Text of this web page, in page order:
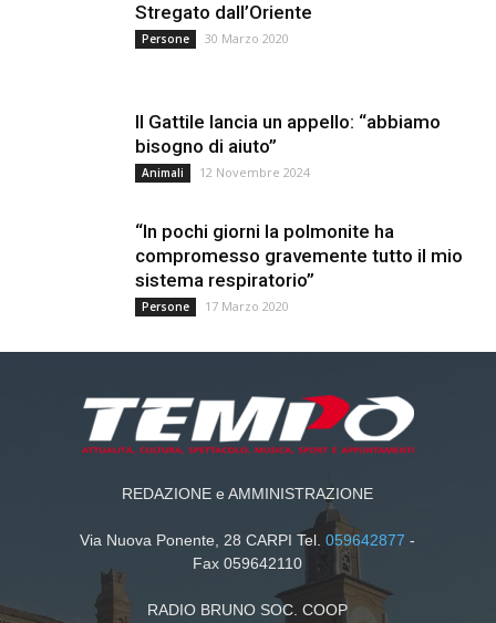
Stregato dall’Oriente
Persone 30 Marzo 2020
Il Gattile lancia un appello: “abbiamo
bisogno di aiuto”
Animali 12 Novembre 2024
“In pochi giorni la polmonite ha
compromesso gravemente tutto il mio
sistema respiratorio”
Persone 17 Marzo 2020
REDAZIONE e AMMINISTRAZIONE
Via Nuova Ponente, 28 CARPI Tel.059642877 -
Fax 059642110
RADIO BRUNO SOC. COOP